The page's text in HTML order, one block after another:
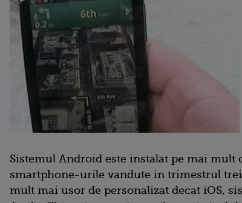
Sistemul Android este instalat pe mai mult
smartphone-urile vandute in trimestrul
mult mai usor de personalizat decat iOS,